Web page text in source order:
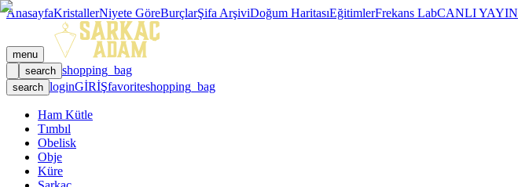
AnasayfaKristallerNiyete GöreBurçlarŞifa ArşiviDoğum HaritasıEğitimlerFrekans LabCANLI YAYIN
menu
search shopping_bag
search loginGİRİŞfavoriteshopping_bag
Ham Kütle
Tımbıl
Obelisk
Obje
Küre